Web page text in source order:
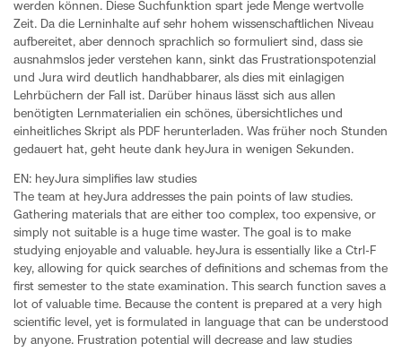
werden können. Diese Suchfunktion spart jede Menge wertvolle
Zeit. Da die Lerninhalte auf sehr hohem wissenschaftlichen Niveau
aufbereitet, aber dennoch sprachlich so formuliert sind, dass sie
ausnahmslos jeder verstehen kann, sinkt das Frustrationspotenzial
und Jura wird deutlich handhabbarer, als dies mit einlagigen
Lehrbüchern der Fall ist. Darüber hinaus lässt sich aus allen
benötigten Lernmaterialien ein schönes, übersichtliches und
einheitliches Skript als PDF herunterladen. Was früher noch Stunden
gedauert hat, geht heute dank heyJura in wenigen Sekunden.
EN: heyJura simplifies law studies
The team at heyJura addresses the pain points of law studies.
Gathering materials that are either too complex, too expensive, or
simply not suitable is a huge time waster. The goal is to make
studying enjoyable and valuable. heyJura is essentially like a Ctrl-F
key, allowing for quick searches of definitions and schemas from the
first semester to the state examination. This search function saves a
lot of valuable time. Because the content is prepared at a very high
scientific level, yet is formulated in language that can be understood
by anyone. Frustration potential will decrease and law studies